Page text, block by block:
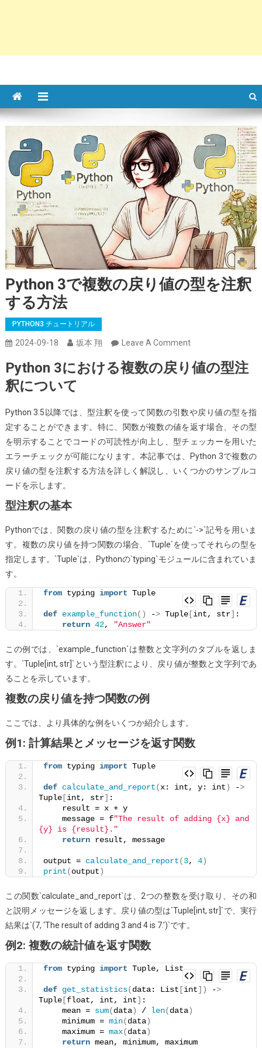
Python 3で複数の戻り値の型を注釈
する方法
PYTHON3 チュートリアル
2024-09-18 坂本 翔 Leave A CommentOn
3
数
の
戻
り
値
注
釈
す
方
法
Python 3における複数の戻り値の型注
釈について
Python 3.5以降では、型注釈を使って関数の引数や戻り値の型を指
定することができます。特に、関数が複数の値を返す場合、その型
を明示することでコードの可読性が向上し、型チェッカーを用いた
エラーチェックが可能になります。本記事では、Python 3で複数の
戻り値の型を注釈する方法を詳しく解説し、いくつかのサンプルコ
ードを示します。
型注釈の基本
Pythonでは、関数の戻り値の型を注釈するために`->`記号を用いま
す。複数の戻り値を持つ関数の場合、`Tuple`を使ってそれらの型を
指定します。`Tuple`は、Pythonの`typing`モジュールに含まれていま
す。
from typing import Tuple
def example_function() -> Tuple[int, str] :
return 42, "Answer"
この例では、`example_function`は整数と文字列のタプルを返しま
す。`Tuple[int, str]`という型注釈により、戻り値が整数と文字列であ
ることを示しています。
複数の戻り値を持つ関数の例
ここでは、より具体的な例をいくつか紹介します。
例1: 計算結果とメッセージを返す関数
from typing import Tuple
def calculate_and_report(x: int, y: int) ->
Tuple[int, str] :
    result = x + y
    message = f
"The result of adding {x} and
{y} is {result}."
return result, message
output = calculate_and_report(3, 4)
print(output)
この関数`calculate_and_report`は、2つの整数を受け取り、その和
と説明メッセージを返します。戻り値の型は`Tuple[int, str]`で、実行
結果は`(7, ‘The result of adding 3 and 4 is 7.’)`です。
例2: 複数の統計値を返す関数
from typing import Tuple, List
def get_statistics(data: List [int]) ->
Tuple[float, int, int] :
    mean =
sum(data) / len(data)
    minimum =
min(data)
    maximum =
max(data)
return mean, minimum, maximum